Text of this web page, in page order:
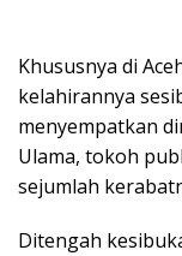
Khususnya di
kelahirannya
menyempatkan
Ulama, tokoh
sejumlah
Ditengah